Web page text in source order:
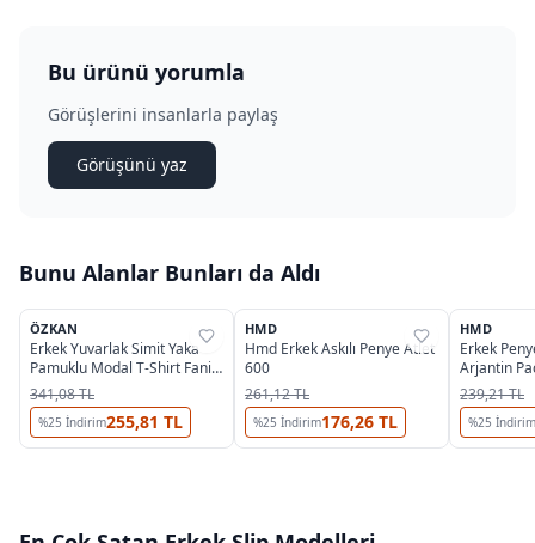
Bu ürünü yorumla
Görüşlerini insanlarla paylaş
Görüşünü yaz
Bunu Alanlar Bunları da Aldı
%45
ÖZKAN
Erkek Yuvarlak Simit Yaka
Pamuklu Modal T-Shirt Fanila
Özkan 11144
341,08 TL
%25 İndirim255,81 TL
%44
HMD
Hmd Erkek Askılı Penye Atlet
600
261,12 TL
%25 İndirim176,26 TL
%38
HMD
Erkek
Arjantin
Boxer
239,21 TL
%25 İndirim